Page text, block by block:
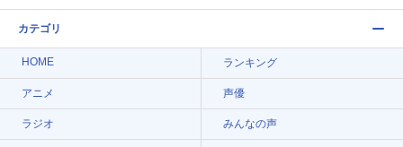
カテゴリ
HOME ランキング
アニメ 声優
ラジオ みんなの声